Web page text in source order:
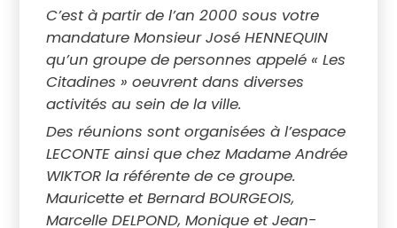
C’est à partir de l’an 2000 sous votre
mandature Monsieur José HENNEQUIN
qu’un groupe de personnes appelé « Les
Citadines » oeuvrent dans diverses
activités au sein de la ville.
Des réunions sont organisées à l’espace
LECONTE ainsi que chez Madame Andrée
WIKTOR la référente de ce groupe.
Mauricette et Bernard BOURGEOIS,
Marcelle DELPOND, Monique et Jean-